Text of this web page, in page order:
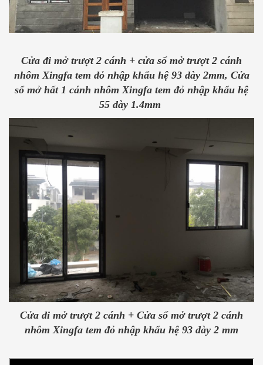
Cửa đi mở trượt 2 cánh + cửa sổ mở trượt 2 cánh
nhôm Xingfa tem đỏ nhập khẩu hệ 93 dày 2mm, Cửa
sổ mở hất 1 cánh nhôm Xingfa tem đỏ nhập khẩu hệ
55 dày 1.4mm
Cửa đi mở trượt 2 cánh + Cửa sổ mở trượt 2 cánh
nhôm Xingfa tem đỏ nhập khẩu hệ 93 dày 2 mm